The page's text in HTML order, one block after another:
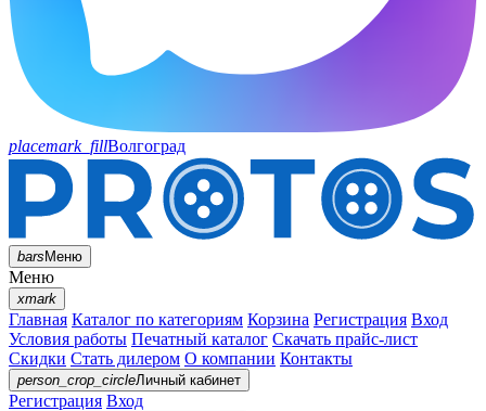
placemark_fillВолгоград
barsМеню
Меню
xmark
Главная Каталог по категориям Корзина Регистрация Вход
Условия работы Печатный каталог Скачать прайс-лист
Скидки Стать дилером О компании Контакты
person_crop_circleЛичный кабинет
Регистрация Вход